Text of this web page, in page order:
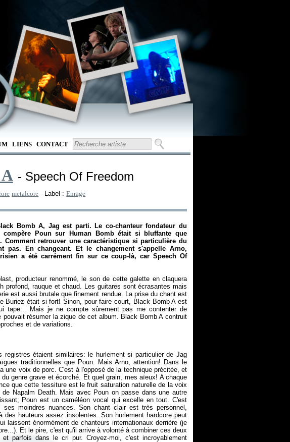
LIENS CONTACT
- Speech Of Freedom
metalcore - Label :Enrage
Bomb A, Jag est parti. Le co-chanteur fondateur du
compère Poun sur
Human Bombétait si bluffante que
retrouver une caractéristique si particulière du
pas. En changeant. Et le changement s'appelle Arno,
a été carrément fin sur ce coup-là, carSpeech Of
producteur renommé, le son de cette galette en claquera
profond, rauque et chaud. Les guitares sont écrasantes mais
est aussi brutale que finement rendue. La prise du chant est
Buriez était si fort! Sinon, pour faire court, Black Bomb A est
tape... Mais je ne compte sûrement pas me contenter de
résumer la zique de cet album. Black Bomb A contruit
registres étaient similaires: le hurlement si particulier de Jag
traditionnelles que Poun. Mais Arno, attention! Dans le
une voix de porc. C'est à l'opposé de la technique précitée, et
genre grave et écorché. Et quel grain, mes aïeux! A chaque
que cette tessiture est le fruit saturation naturelle de la voix
Napalm Death. Mais avec Poun on passe dans une autre
Poun est un caméléon vocal qui excelle en tout. C'est
moindres nuances. Son chant clair est très personnel,
des hauteurs assez insolentes. Son hurlement hardcore peut
laissent énormément de chanteurs internationaux derrière (je
Et le pire, c'est qu'il arrive à volonté à combiner ces deux
parfois dans le cri pur. Croyez-moi, c'est incroyablement